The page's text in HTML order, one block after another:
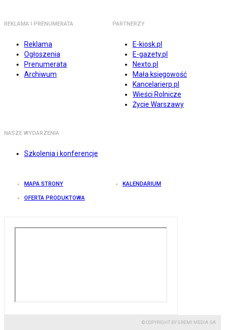
REKLAMA I PRENUMERATA
Reklama
Ogłoszenia
Prenumerata
Archiwum
PARTNERZY
E-kiosk.pl
E-gazety.pl
Nexto.pl
Mała księgowość
Kancelarierp.pl
Wieści Rolnicze
Życie Warszawy
NASZE WYDARZENIA
Szkolenia i konferencje
MAPA STRONY KALENDARIUM
OFERTA PRODUKTOWA
© COPYRIGHT BY GREMI MEDIA SA